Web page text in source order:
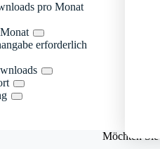
pro Monat
erforderlich
Möchten